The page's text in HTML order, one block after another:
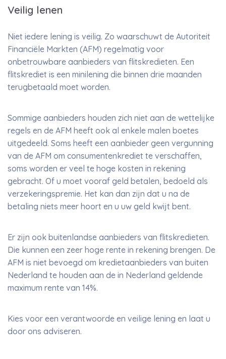
Veilig lenen
Niet iedere lening is veilig. Zo waarschuwt de Autoriteit
Financiële Markten (AFM) regelmatig voor
onbetrouwbare aanbieders van flitskredieten. Een
flitskrediet is een minilening die binnen drie maanden
terugbetaald moet worden.
Sommige aanbieders houden zich niet aan de wettelijke
regels en de AFM heeft ook al enkele malen boetes
uitgedeeld. Soms heeft een aanbieder geen vergunning
van de AFM om consumentenkrediet te verschaffen,
soms worden er veel te hoge kosten in rekening
gebracht. Of u moet vooraf geld betalen, bedoeld als
verzekeringspremie. Het kan dan zijn dat u na de
betaling niets meer hoort en u uw geld kwijt bent.
Er zijn ook buitenlandse aanbieders van flitskredieten.
Die kunnen een zeer hoge rente in rekening brengen. De
AFM is niet bevoegd om kredietaanbieders van buiten
Nederland te houden aan de in Nederland geldende
maximum rente van 14%.
Kies voor een verantwoorde en veilige lening en laat u
door ons adviseren.